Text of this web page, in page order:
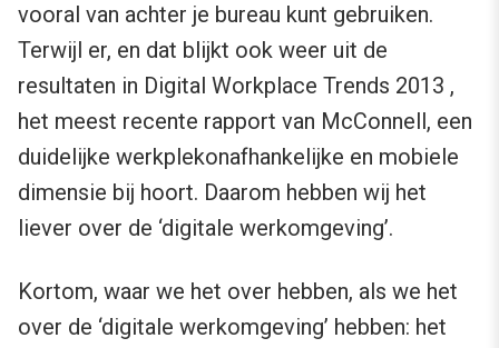
vooral van achter je bureau kunt gebruiken.
Terwijl er, en dat blijkt ook weer uit de
resultaten in Digital Workplace Trends 2013 ,
het meest recente rapport van McConnell, een
duidelijke werkplekonafhankelijke en mobiele
dimensie bij hoort. Daarom hebben wij het
liever over de ‘digitale werkomgeving’.
Kortom, waar we het over hebben, als we het
over de ‘digitale werkomgeving’ hebben: het